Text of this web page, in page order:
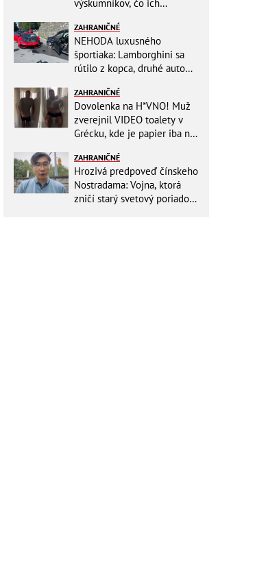
výskumníkov, čo ich
ZAHRANIČNÉ
NEHODA luxusného
športiaka: Lamborghini sa
rútilo z kopca, druhé auto
horšie
ZAHRANIČNÉ
Dovolenka na H*VNO! Muž
zverejnil VIDEO toalety v
Grécku, kde je papier iba na
do kuchyne
ZAHRANIČNÉ
Hrozivá predpoveď čínskeho
Nostradama: Vojna, ktorá
zničí starý svetový poriadok!